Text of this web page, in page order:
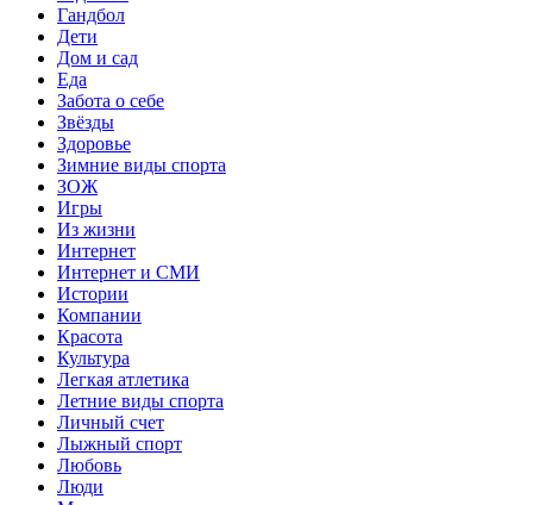
Гандбол
Дети
Дом и сад
Еда
Забота о себе
Звёзды
Здоровье
Зимние виды спорта
ЗОЖ
Игры
Из жизни
Интернет
Интернет и СМИ
Истории
Компании
Красота
Культура
Легкая атлетика
Летние виды спорта
Личный счет
Лыжный спорт
Любовь
Люди